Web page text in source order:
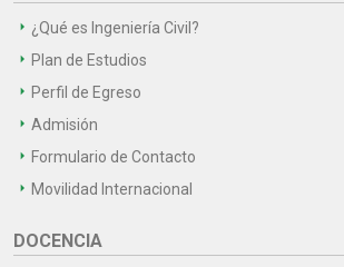
¿Qué es Ingeniería Civil?
Plan de Estudios
Perfil de Egreso
Admisión
Formulario de Contacto
Movilidad Internacional
DOCENCIA